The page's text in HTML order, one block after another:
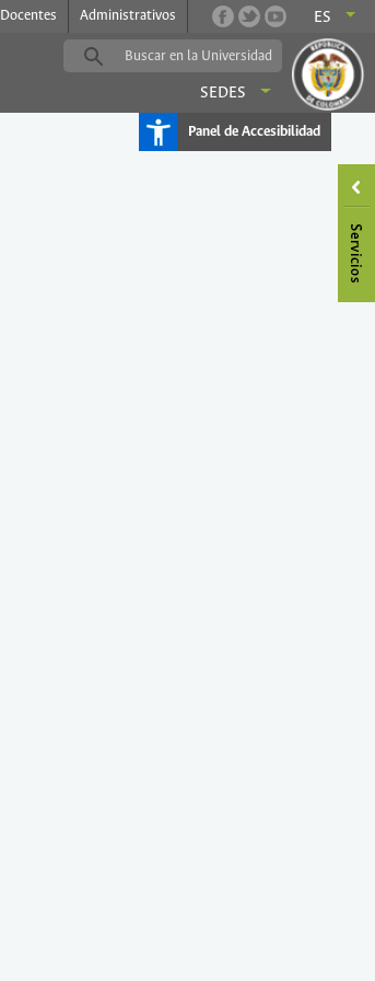
Docentes Administrativos ES
SEDES
Panel de Accesibilidad